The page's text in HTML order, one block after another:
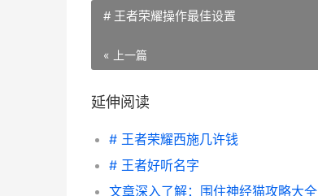
# 王者荣耀操作最佳设置
« 上一篇
延伸阅读
# 王者荣耀西施几许钱
# 王者好听名字
文章深入了解：围住神经猫攻略大全